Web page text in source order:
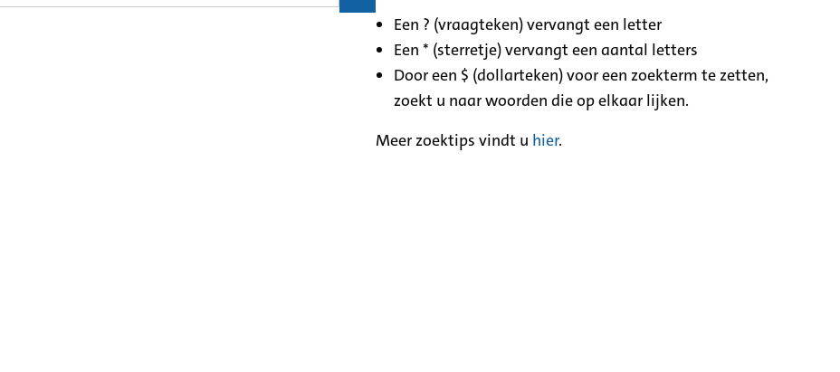
Een ? (vraagteken) vervangt een letter
Een * (sterretje) vervangt een aantal letters
Door een $ (dollarteken) voor een zoekterm te zetten,
zoekt u naar woorden die op elkaar lijken.
Meer zoektips vindt u hier.